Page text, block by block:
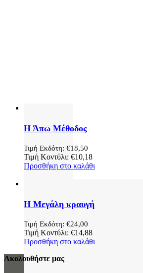
Η Άπω Μέθοδος
Τιμή Εκδότη: €18,50
Τιμή Κοντύλι: €10,18
Προσθήκη στο καλάθι
Η Μεγάλη κραυγή
Τιμή Εκδότη: €24,00
Τιμή Κοντύλι: €14,88
Προσθήκη στο καλάθι
Ακολουθήστε μας